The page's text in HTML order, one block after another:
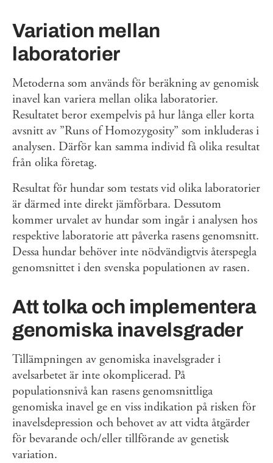
Variation mellan
laboratorier
Metoderna som används för beräkning av genomisk
inavel kan variera mellan olika laboratorier.
Resultatet beror exempelvis på hur långa eller korta
avsnitt av ”Runs of Homozygosity” som inkluderas i
analysen. Därför kan samma individ få olika resultat
från olika företag.
Resultat för hundar som testats vid olika laboratorier
är därmed inte direkt jämförbara. Dessutom
kommer urvalet av hundar som ingår i analysen hos
respektive laboratorie att påverka rasens genomsnitt.
Dessa hundar behöver inte nödvändigtvis återspegla
genomsnittet i den svenska populationen av rasen.
Att tolka och implementera
genomiska inavelsgrader
Tillämpningen av genomiska inavelsgrader i
avelsarbetet är inte okomplicerad. På
populationsnivå kan rasens genomsnittliga
genomiska inavel ge en viss indikation på risken för
inavelsdepression och behovet av att vidta åtgärder
för bevarande och/eller tillförande av genetisk
variation.